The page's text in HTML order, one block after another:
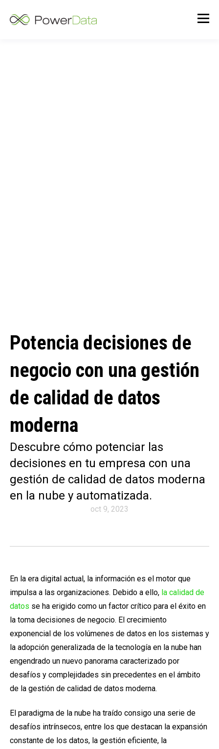
Potencia decisiones de
negocio con una gestión
de calidad de datos
moderna
Descubre cómo potenciar las
decisiones en tu empresa con una
gestión de calidad de datos moderna
en la nube y automatizada.
oct 9, 2023
En la era digital actual, la información es el motor que
impulsa a las organizaciones. Debido a ello, la calidad de
datos se ha erigido como un factor crítico para el éxito en
la toma decisiones de negocio. El crecimiento
exponencial de los volúmenes de datos en los sistemas y
la adopción generalizada de la tecnología en la nube han
engendrado un nuevo panorama caracterizado por
desafíos y complejidades sin precedentes en el ámbito
de la gestión de calidad de datos moderna.
El paradigma de la nube ha traído consigo una serie de
desafíos intrínsecos, entre los que destacan la expansión
constante de los datos, la gestión eficiente, la